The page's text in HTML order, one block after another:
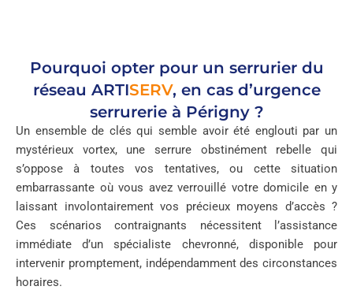
Pourquoi opter pour un serrurier du
réseau ARTISERV, en cas d’urgence
serrurerie à Périgny ?
Un ensemble de clés qui semble avoir été englouti par un
mystérieux vortex, une serrure obstinément rebelle qui
s’oppose à toutes vos tentatives, ou cette situation
embarrassante où vous avez verrouillé votre domicile en y
laissant involontairement vos précieux moyens d’accès ?
Ces scénarios contraignants nécessitent l’assistance
immédiate d’un spécialiste chevronné, disponible pour
intervenir promptement, indépendamment des circonstances
horaires.